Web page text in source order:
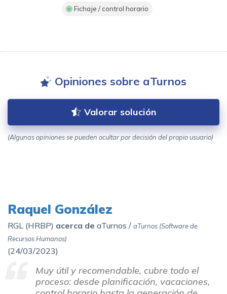
Fichaje / control horario
Opiniones sobre aTurnos
Valorar solución
(Algunas opiniones se pueden ocultar por decisión del propio usuario)
Raquel González
RGL (HRBP) acerca de aTurnos / aTurnos (Software de
Recursos Humanos)
(24/03/2023)
Muy útil y recomendable, cubre todo el
proceso: desde planificación, vacaciones,